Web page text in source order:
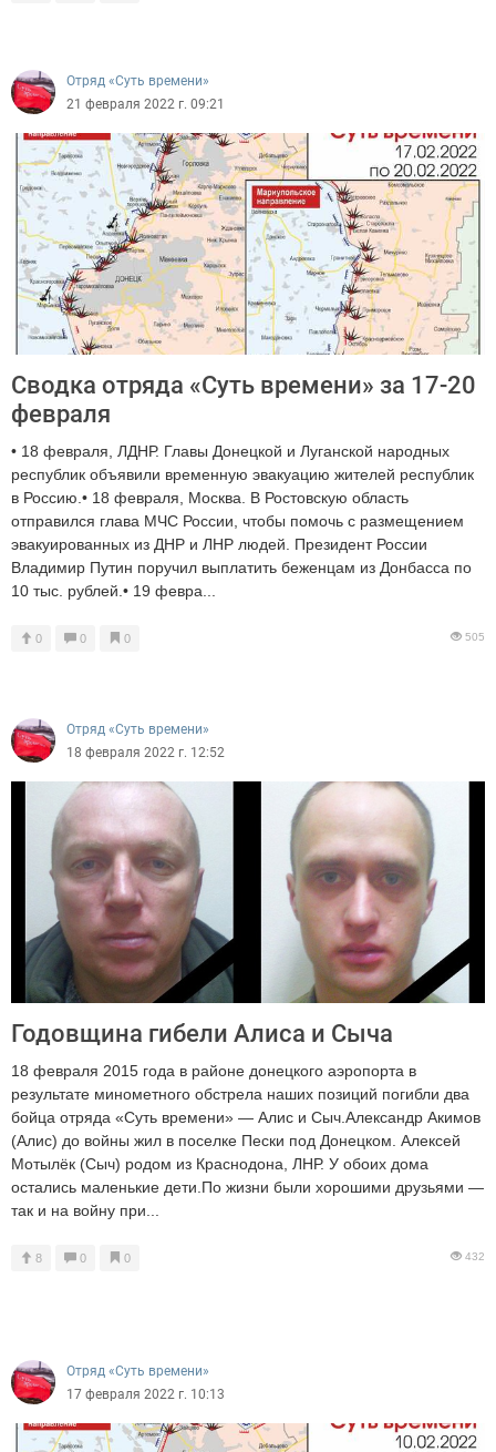
Отряд «Суть времени»
21 февраля 2022 г. 09:21
Сводка отряда «Суть времени» за 17-20
февраля
• 18 февраля, ЛДНР. Главы Донецкой и Луганской народных
республик объявили временную эвакуацию жителей республик
в Россию.• 18 февраля, Москва. В Ростовскую область
отправился глава МЧС России, чтобы помочь с размещением
эвакуированных из ДНР и ЛНР людей. Президент России
Владимир Путин поручил выплатить беженцам из Донбасса по
10 тыс. рублей.• 19 февра...
0 0 0 505
Отряд «Суть времени»
18 февраля 2022 г. 12:52
Годовщина гибели Алиса и Сыча
18 февраля 2015 года в районе донецкого аэропорта в
результате минометного обстрела наших позиций погибли два
бойца отряда «Суть времени» — Алис и Сыч.Александр Акимов
(Алис) до войны жил в поселке Пески под Донецком. Алексей
Мотылёк (Сыч) родом из Краснодона, ЛНР. У обоих дома
остались маленькие дети.По жизни были хорошими друзьями —
так и на войну при...
8 0 0 432
Отряд «Суть времени»
17 февраля 2022 г. 10:13